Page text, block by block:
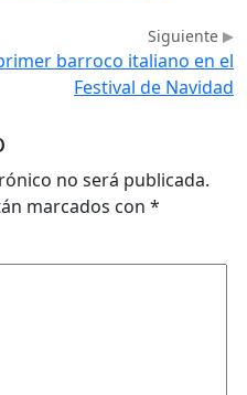
Siguiente
barroco italiano en el
Festival de Navidad
no será publicada.
marcados con *